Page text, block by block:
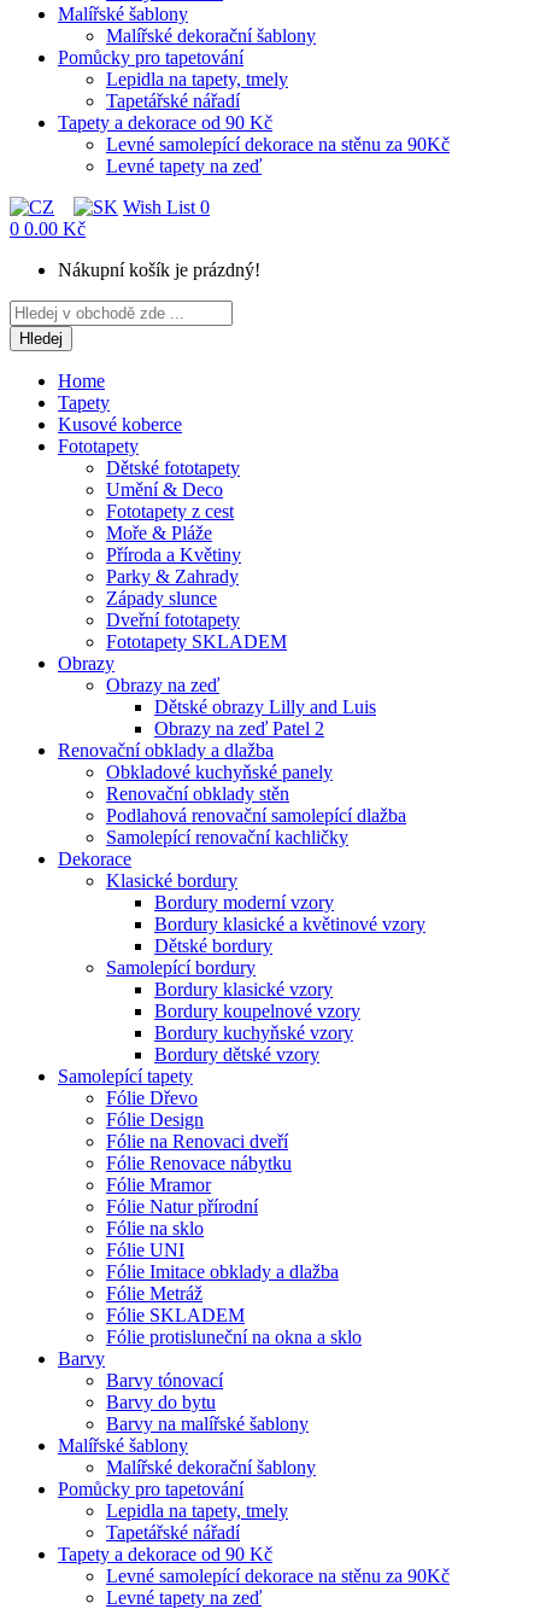
Malířské šablony
Malířské dekorační šablony
Pomůcky pro tapetování
Lepidla na tapety, tmely
Tapetářské nářadí
Tapety a dekorace od 90 Kč
Levné samolepící dekorace na stěnu za 90Kč
Levné tapety na zeď
Wish List 0
0 0.00 Kč
Nákupní košík je prázdný!
Hledej
Home
Tapety
Kusové koberce
Fototapety
Dětské fototapety
Umění & Deco
Fototapety z cest
Moře & Pláže
Příroda a Květiny
Parky & Zahrady
Západy slunce
Dveřní fototapety
Fototapety SKLADEM
Obrazy
Obrazy na zeď
Dětské obrazy Lilly and Luis
Obrazy na zeď Patel 2
Renovační obklady a dlažba
Obkladové kuchyňské panely
Renovační obklady stěn
Podlahová renovační samolepící dlažba
Samolepící renovační kachličky
Dekorace
Klasické bordury
Bordury moderní vzory
Bordury klasické a květinové vzory
Dětské bordury
Samolepící bordury
Bordury klasické vzory
Bordury koupelnové vzory
Bordury kuchyňské vzory
Bordury dětské vzory
Samolepící tapety
Fólie Dřevo
Fólie Design
Fólie na Renovaci dveří
Fólie Renovace nábytku
Fólie Mramor
Fólie Natur přírodní
Fólie na sklo
Fólie UNI
Fólie Imitace obklady a dlažba
Fólie Metráž
Fólie SKLADEM
Fólie protisluneční na okna a sklo
Barvy
Barvy tónovací
Barvy do bytu
Barvy na malířské šablony
Malířské šablony
Malířské dekorační šablony
Pomůcky pro tapetování
Lepidla na tapety, tmely
Tapetářské nářadí
Tapety a dekorace od 90 Kč
Levné samolepící dekorace na stěnu za 90Kč
Levné tapety na zeď